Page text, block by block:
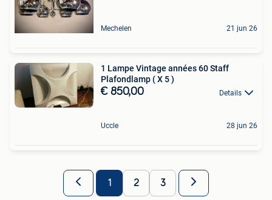
Mechelen 21 jun 26
1 Lampe Vintage années 60 Staff
Plafondlamp ( X 5 )
€ 850,00 Details
Uccle 28 jun 26
1 2 3